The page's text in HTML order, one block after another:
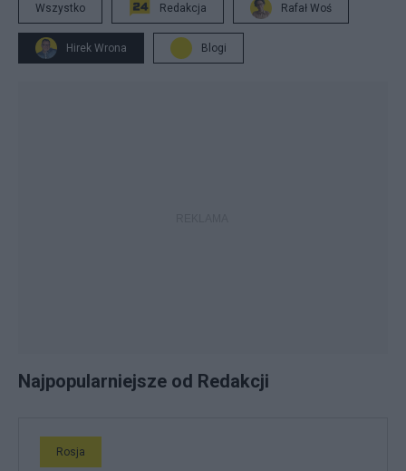
Wszystko Redakcja Rafał Woś
Hirek Wrona Blogi
Najpopularniejsze od Redakcji
Rosja